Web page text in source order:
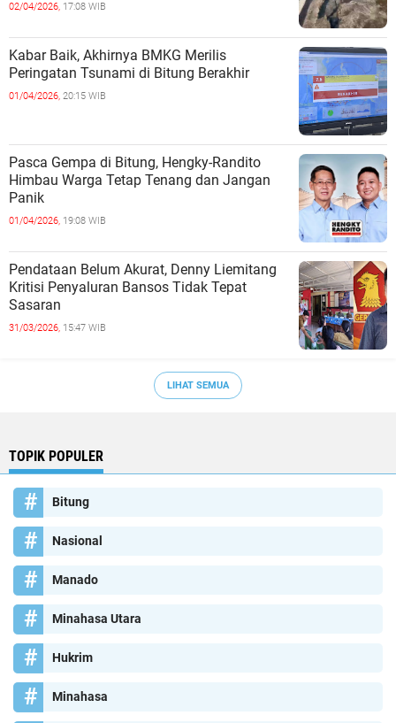
02/04/2026, 17:08 WIB
Kabar Baik, Akhirnya BMKG Merilis
Peringatan Tsunami di Bitung Berakhir
01/04/2026, 20:15 WIB
Pasca Gempa di Bitung, Hengky-Randito
Himbau Warga Tetap Tenang dan Jangan
Panik
01/04/2026, 19:08 WIB
Pendataan Belum Akurat, Denny Liemitang
Kritisi Penyaluran Bansos Tidak Tepat
Sasaran
31/03/2026, 15:47 WIB
LIHAT SEMUA
TOPIK POPULER
Bitung
Nasional
Manado
Minahasa Utara
Hukrim
Minahasa